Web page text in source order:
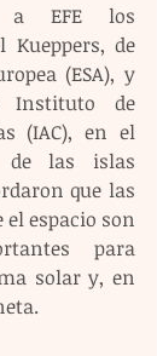
a EFE los
Kueppers, de
(ESA), y
Instituto de
(IAC), en el
de las islas
que las
espacio son
para
solar y, en